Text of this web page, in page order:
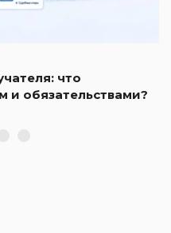
что
и обязательствами?